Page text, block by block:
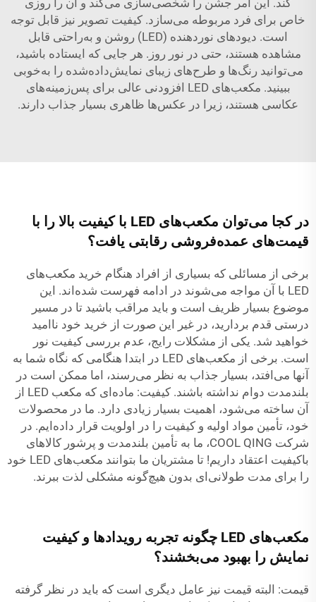
خاص برای فرد مربوطه می‌سازد. کیفیت تصویر نیز قابل توجه
است. دیودهای نوردهنده (LED) روشن و به‌راحتی قابل
مشاهده هستند، حتی در نور روز. هر جایی که ایستاده باشید،
می‌توانید رنگ‌ها و طرح‌های زیبای نمایش‌داده‌شده را به‌خوبی
ببینید. مکعب‌های LED افزودنی عالی برای پس‌زمینه‌های
عکاسی هستند، زیرا در عکس‌ها ظاهری بسیار جذاب دارند.
در کجا می‌توان مکعب‌های LED با کیفیت بالا را با
قیمت‌های عمده‌فروشی رقابتی یافت؟
برخی از مسائلی که بسیاری از افراد هنگام خرید مکعب‌های
LED با آن مواجه می‌شوند در ادامه فهرست شده‌اند. این
موضوع بسیار ظریف است و باید مراقب باشید تا در مسیر
درستی قدم بردارید، در غیر این صورت از خرید خود ناامید
خواهید شد. یکی از مشکلات رایج، عدم بررسی کیفیت نور
است. برخی از مکعب‌های LED در ابتدا هنگامی که نگاه شما به
آنها می‌افتد، بسیار جذاب به نظر می‌رسند، اما ممکن است در
بلندمدت دوام نداشته باشند. کیفیت: ماده‌ای که مکعب LED از
آن ساخته می‌شود، اهمیت بسیار زیادی دارد. ما در محصولات
خود، تأمین مواد اولیه و کیفیت را در اولویت قرار داده‌ایم. در
شرکت COOL QING، ما به تأمین بلندمدت و پرشور کالاهای
باکیفیت اعتقاد داریم! تا مشتریان ما بتوانند مکعب‌های LED خود
را برای مدت طولانی‌ای بدون هیچ‌گونه مشکلی لذت ببرند.
مکعب‌های LED چگونه تجربه رویدادها و کیفیت
نمایش را بهبود می‌بخشند؟
قیمت: البته قیمت نیز عامل دیگری است که باید در نظر گرفته